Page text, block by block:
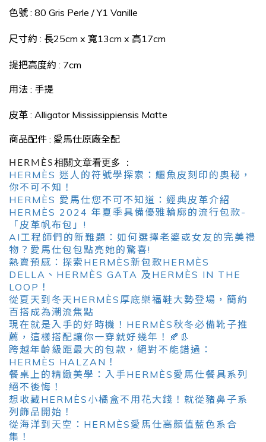
色號 : 80 Gris Perle / Y1 Vanille
尺寸約 : 長25cm x 寬13cm x 高17cm
提把高度約 : 7cm
用法 : 手提
皮革 : Alligator Mississippiensis Matte
商品配件 : 愛馬仕原廠全配
HERMÈS相關文章看更多 ：
HERMÈS 迷人的符號學探索：鱷魚皮刻印的奧秘，
你不可不知！
HERMÈS 愛馬仕您不可不知道：經典皮革介紹
HERMÈS 2024 年夏季具備優雅輪廓的流行包款-
「皮革帆布包」!
AI工程師們的新難題：如何選擇老婆或女友的完美禮
物？愛馬仕包包點亮她的驚喜!
熱賣預感：探索HERMÈS新包款HERMÈS
DELLA、HERMÈS GATA 及HERMÈS IN THE
LOOP！
從夏天到冬天HERMÈS厚底樂福鞋大勢登場，簡約
百搭成為潮流焦點
現在就是入手的好時機！HERMÈS秋冬必備靴子推
薦，這樣搭配讓你一穿就好幾年！🍂👢
跨越年齡級距最大的包款，絕對不能錯過：
HERMÈS HALZAN！
餐桌上的精緻美學：入手HERMÈS愛馬仕餐具系列
絕不後悔！
想收藏HERMÈS小橘盒不用花大錢！就從豬鼻子系
列飾品開始！
從海洋到天空：HERMÈS愛馬仕高顏值藍色系合
集！